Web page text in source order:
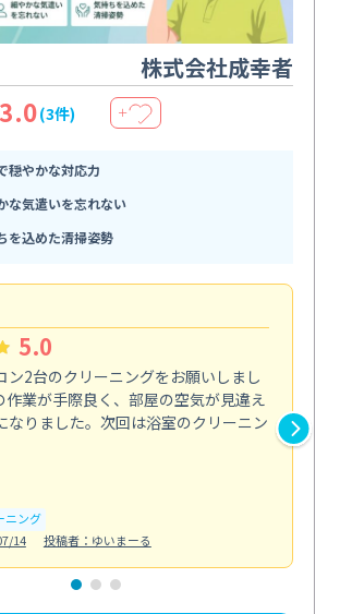
株式会社成幸者
3.0(3件) ＋
穏やかな対応力
な気遣いを忘れない
を込めた清掃姿勢
5.0
ン2台のクリーニングをお願いしまし
作業が手際良く、部屋の空気が見違え
なりました。次回は浴室のクリーニン
ニング
14
投稿者：ゆいまーる